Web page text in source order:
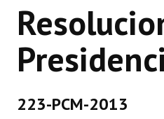
CONCEJO
Bloques Políticos
Comisiones Permanentes
223-PCM-2013